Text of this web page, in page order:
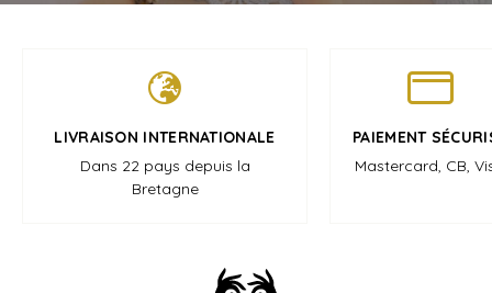
LIVRAISON INTERNATIONALE
Dans 22 pays depuis la
Bretagne
PAIEMENT
Mastercard, CB,